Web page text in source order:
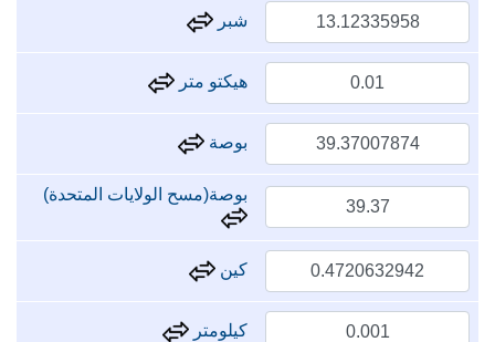
شبر
هيكتو متر
بوصة
بوصة(مسح الولايات المتحدة)
كين
كيلومتر